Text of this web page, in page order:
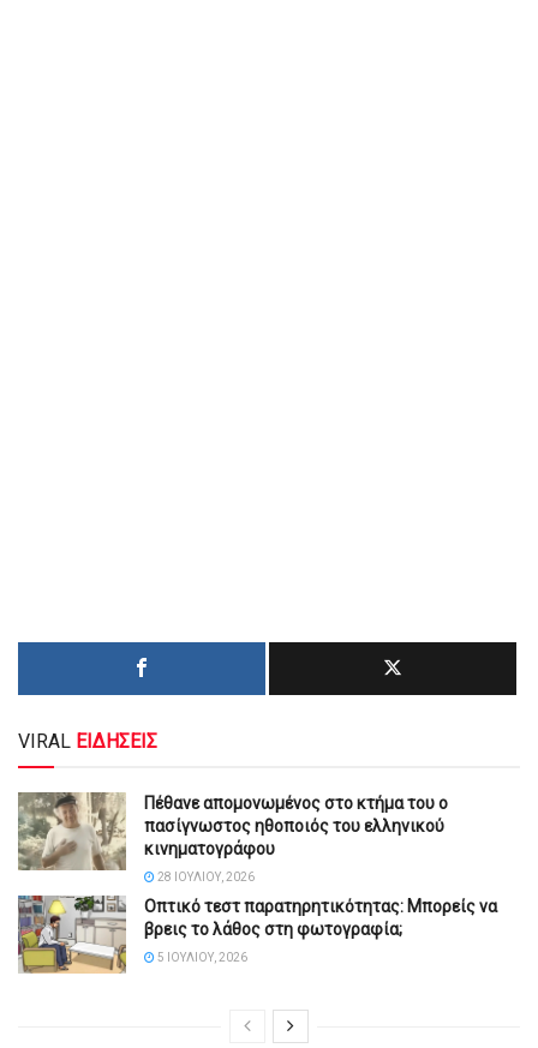
VIRAL ΕΙΔΗΣΕΙΣ
Πέθανε απομονωμένος στο κτήμα του ο
πασίγνωστος ηθοποιός του ελληνικού
κινηματογράφου
28 ΙΟΥΛΊΟΥ, 2026
Οπτικό τεστ παρατηρητικότητας: Μπορείς να
βρεις το λάθος στη φωτογραφία;
5 ΙΟΥΛΊΟΥ, 2026